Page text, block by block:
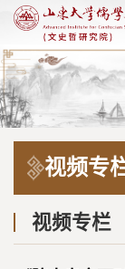
EN
视频专
视频专栏